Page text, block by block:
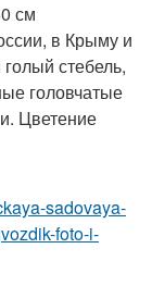
см
в Крыму и
стебель,
головчатые
Цветение
sadovaya-
foto-i-